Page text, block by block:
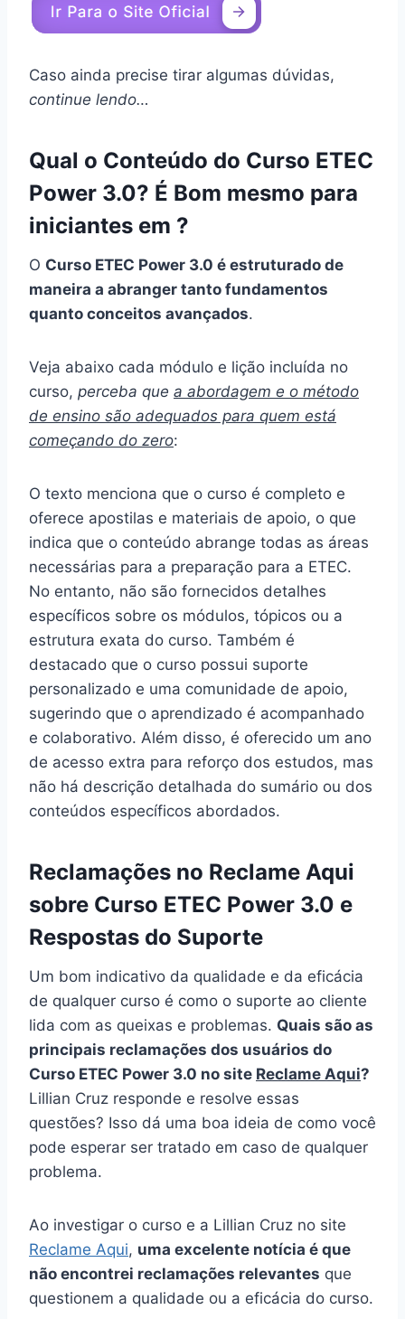
Caso ainda precise tirar algumas dúvidas,
continue lendo…
Qual o Conteúdo do Curso ETEC
Power 3.0? É Bom mesmo para
iniciantes em ?
O Curso ETEC Power 3.0 é estruturado de
maneira a abranger tanto fundamentos
quanto conceitos avançados.
Veja abaixo cada módulo e lição incluída no
curso, perceba que a abordagem e o método
de ensino são adequados para quem está
começando do zero:
O texto menciona que o curso é completo e
oferece apostilas e materiais de apoio, o que
indica que o conteúdo abrange todas as áreas
necessárias para a preparação para a ETEC.
No entanto, não são fornecidos detalhes
específicos sobre os módulos, tópicos ou a
estrutura exata do curso. Também é
destacado que o curso possui suporte
personalizado e uma comunidade de apoio,
sugerindo que o aprendizado é acompanhado
e colaborativo. Além disso, é oferecido um ano
de acesso extra para reforço dos estudos, mas
não há descrição detalhada do sumário ou dos
conteúdos específicos abordados.
Reclamações no Reclame Aqui
sobre Curso ETEC Power 3.0 e
Respostas do Suporte
Um bom indicativo da qualidade e da eficácia
de qualquer curso é como o suporte ao cliente
lida com as queixas e problemas. Quais são as
principais reclamações dos usuários do
Curso ETEC Power 3.0 no site Reclame Aqui?
Lillian Cruz responde e resolve essas
questões? Isso dá uma boa ideia de como você
pode esperar ser tratado em caso de qualquer
problema.
Ao investigar o curso e a Lillian Cruz no site
Reclame Aqui, uma excelente notícia é que
não encontrei reclamações relevantes que
questionem a qualidade ou a eficácia do curso.